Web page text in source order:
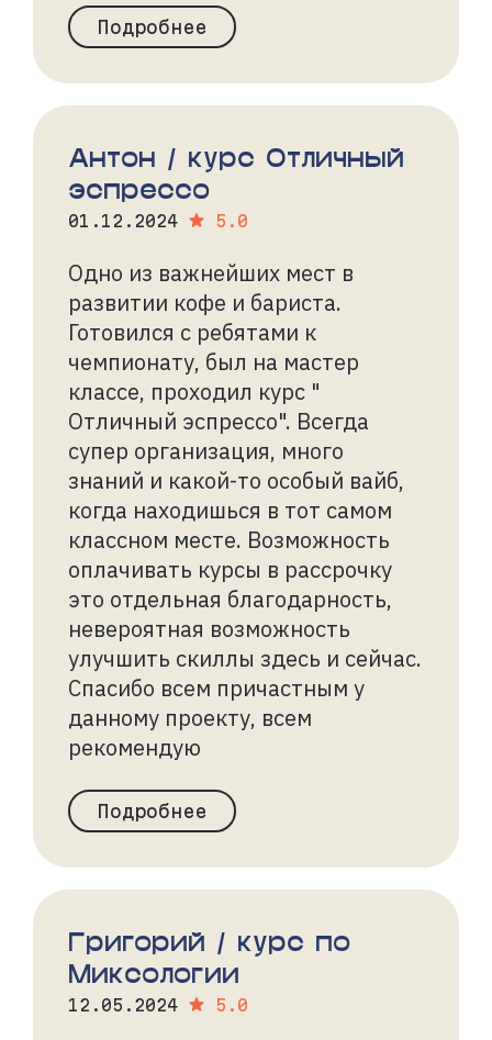
Подробнее
Антон / курс Отличный
эспрессо
01.12.2024 5.0
Одно из важнейших мест в
развитии кофе и бариста.
Готовился с ребятами к
чемпионату, был на мастер
классе, проходил курс "
Отличный эспрессо". Всегда
супер организация, много
знаний и какой-то особый вайб,
когда находишься в тот самом
классном месте. Возможность
оплачивать курсы в рассрочку
это отдельная благодарность,
невероятная возможность
улучшить скиллы здесь и сейчас.
Спасибо всем причастным у
данному проекту, всем
рекомендую
Подробнее
Григорий / курс по
Миксологии
12.05.2024 5.0